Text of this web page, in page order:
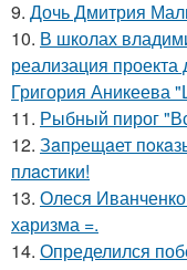
9. Дочь Дмитрия
10. В школах
реализация
Григория Аникеева
11. Рыбный пирог
12. Зaпpещaет
плacтики!
13. Олеся Иванченко
харизма =.
14. Определился